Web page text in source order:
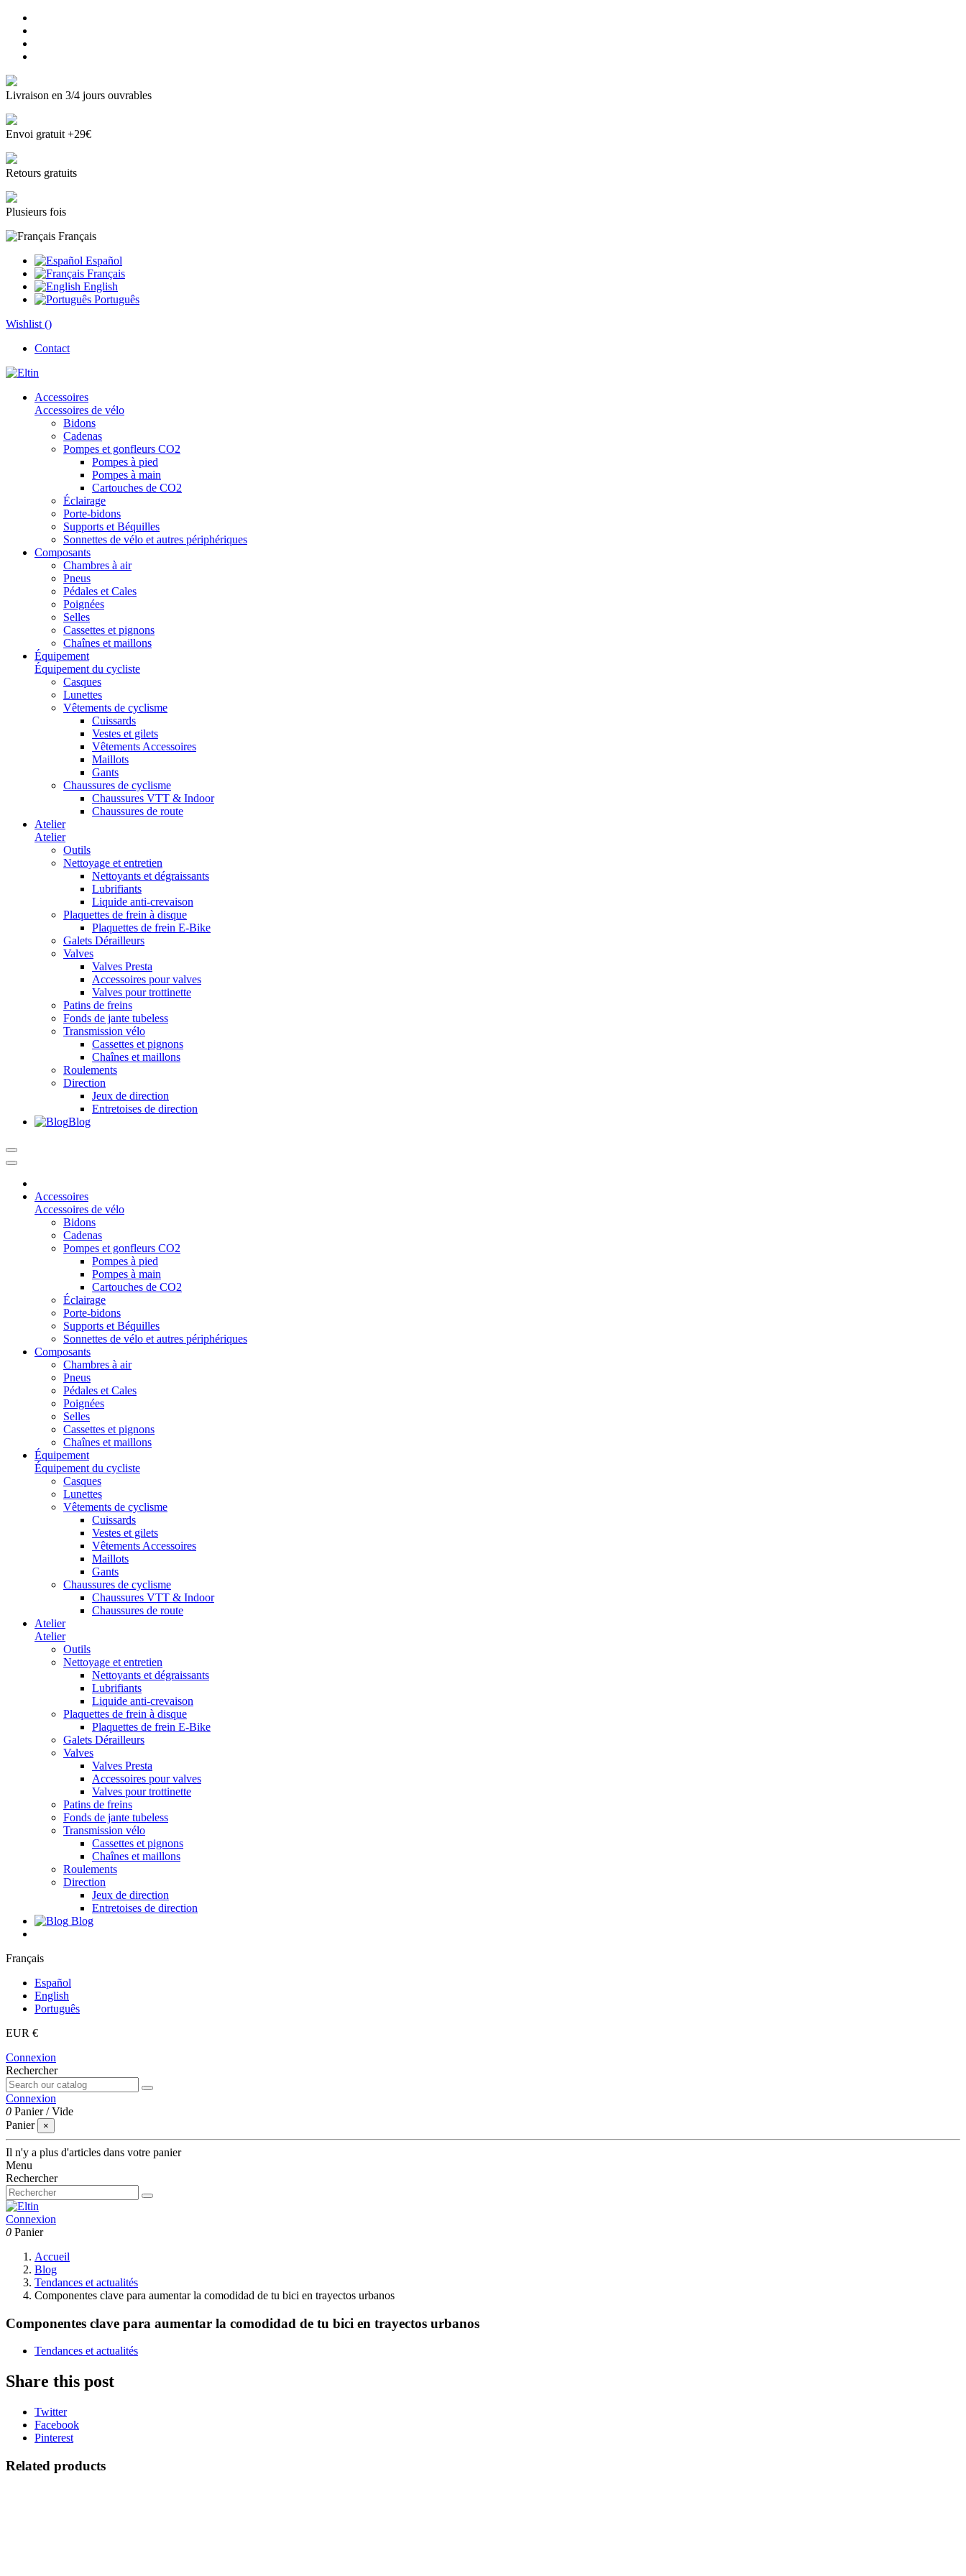
Livraison en 3/4 jours ouvrables
Envoi gratuit +29€
Retours gratuits
Plusieurs fois
Français
Español
Français
English
Português
Wishlist ()
Contact
Accessoires
Accessoires de vélo
Bidons
Cadenas
Pompes et gonfleurs CO2
Pompes à pied
Pompes à main
Cartouches de CO2
Éclairage
Porte-bidons
Supports et Béquilles
Sonnettes de vélo et autres périphériques
Composants
Chambres à air
Pneus
Pédales et Cales
Poignées
Selles
Cassettes et pignons
Chaînes et maillons
Équipement
Équipement du cycliste
Casques
Lunettes
Vêtements de cyclisme
Cuissards
Vestes et gilets
Vêtements Accessoires
Maillots
Gants
Chaussures de cyclisme
Chaussures VTT & Indoor
Chaussures de route
Atelier
Atelier
Outils
Nettoyage et entretien
Nettoyants et dégraissants
Lubrifiants
Liquide anti-crevaison
Plaquettes de frein à disque
Plaquettes de frein E-Bike
Galets Dérailleurs
Valves
Valves Presta
Accessoires pour valves
Valves pour trottinette
Patins de freins
Fonds de jante tubeless
Transmission vélo
Cassettes et pignons
Chaînes et maillons
Roulements
Direction
Jeux de direction
Entretoises de direction
Blog
Accessoires
Accessoires de vélo
Bidons
Cadenas
Pompes et gonfleurs CO2
Pompes à pied
Pompes à main
Cartouches de CO2
Éclairage
Porte-bidons
Supports et Béquilles
Sonnettes de vélo et autres périphériques
Composants
Chambres à air
Pneus
Pédales et Cales
Poignées
Selles
Cassettes et pignons
Chaînes et maillons
Équipement
Équipement du cycliste
Casques
Lunettes
Vêtements de cyclisme
Cuissards
Vestes et gilets
Vêtements Accessoires
Maillots
Gants
Chaussures de cyclisme
Chaussures VTT & Indoor
Chaussures de route
Atelier
Atelier
Outils
Nettoyage et entretien
Nettoyants et dégraissants
Lubrifiants
Liquide anti-crevaison
Plaquettes de frein à disque
Plaquettes de frein E-Bike
Galets Dérailleurs
Valves
Valves Presta
Accessoires pour valves
Valves pour trottinette
Patins de freins
Fonds de jante tubeless
Transmission vélo
Cassettes et pignons
Chaînes et maillons
Roulements
Direction
Jeux de direction
Entretoises de direction
Blog
Français
Español
English
Português
EUR €
Connexion
Rechercher
Connexion
0 Panier /Vide
Panier
×
Il n'y a plus d'articles dans votre panier
Menu
Rechercher
Connexion
0 Panier
Accueil
Blog
Tendances et actualités
Componentes clave para aumentar la comodidad de tu bici en trayectos urbanos
Componentes clave para aumentar la comodidad de tu bici en trayectos urbanos
Tendances et actualités
Share this post
Twitter
Facebook
Pinterest
Related products